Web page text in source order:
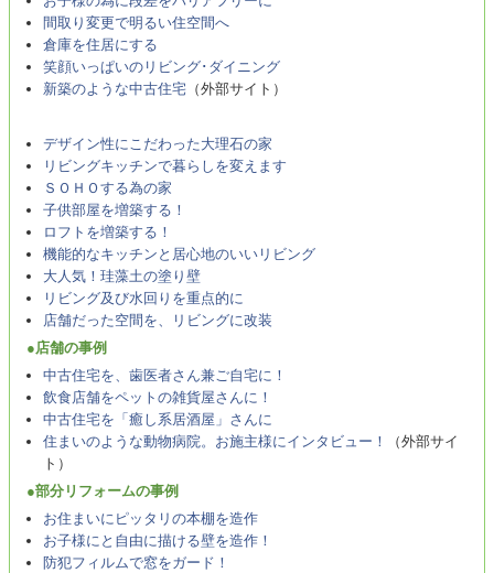
間取り変更で明るい住空間へ
倉庫を住居にする
笑顔いっぱいのリビング･ダイニング
新築のような中古住宅（外部サイト）
デザイン性にこだわった大理石の家
リビングキッチンで暮らしを変えます
ＳＯＨＯする為の家
子供部屋を増築する！
ロフトを増築する！
機能的なキッチンと居心地のいいリビング
大人気！珪藻土の塗り壁
リビング及び水回りを重点的に
店舗だった空間を、リビングに改装
●店舗の事例
中古住宅を、歯医者さん兼ご自宅に！
飲食店舗をペットの雑貨屋さんに！
中古住宅を「癒し系居酒屋」さんに
住まいのような動物病院。お施主様にインタビュー！
（外部サイ
ト）
●部分リフォームの事例
お住まいにピッタリの本棚を造作
お子様にと自由に描ける壁を造作！
防犯フィルムで窓をガード！